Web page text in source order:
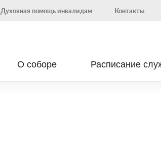
Духовная помощь инвалидам Контакты
О соборе Расписание